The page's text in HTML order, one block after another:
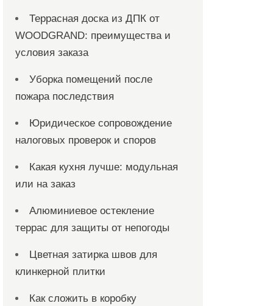
Террасная доска из ДПК от
WOODGRAND: преимущества и
условия заказа
Уборка помещений после
пожара последствия
Юридическое сопровождение
налоговых проверок и споров
Какая кухня лучше: модульная
или на заказ
Алюминиевое остекление
террас для защиты от непогоды
Цветная затирка швов для
клинкерной плитки
Как сложить в коробку